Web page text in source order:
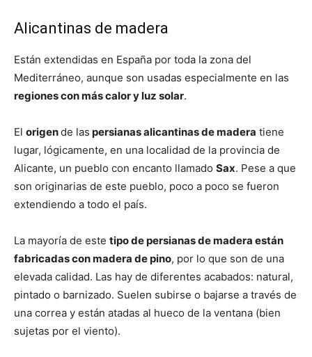
Alicantinas de madera
Están extendidas en España por toda la zona del
Mediterráneo, aunque son usadas especialmente en las
regiones con más calor y luz solar.
El origende las persianas alicantinas de madera tiene
lugar, lógicamente, en una localidad de la provincia de
Alicante, un pueblo con encanto llamado Sax. Pese a que
son originarias de este pueblo, poco a poco se fueron
extendiendo a todo el país.
La mayoría de este tipo de persianas de madera están
fabricadas con madera de pino, por lo que son de una
elevada calidad. Las hay de diferentes acabados: natural,
pintado o barnizado. Suelen subirse o bajarse a través de
una correa y están atadas al hueco de la ventana (bien
sujetas por el viento).